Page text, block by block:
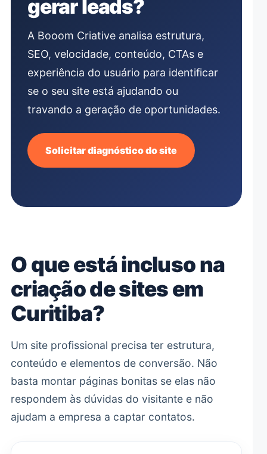
gerar leads?
A Booom Criative analisa estrutura,
SEO, velocidade, conteúdo, CTAs e
experiência do usuário para identificar
se o seu site está ajudando ou
travando a geração de oportunidades.
Solicitar diagnóstico do site
O que está incluso na
criação de sites em
Curitiba?
Um site profissional precisa ter estrutura,
conteúdo e elementos de conversão. Não
basta montar páginas bonitas se elas não
respondem às dúvidas do visitante e não
ajudam a empresa a captar contatos.